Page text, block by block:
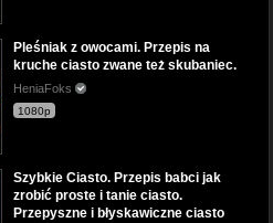
Pleśniak z owocami. Przepis na
kruche ciasto zwane też skubaniec.
HeniaFoks
1080p
Szybkie Ciasto. Przepis babci jak
zrobić proste i tanie ciasto.
Przepyszne i błyskawiczne ciasto